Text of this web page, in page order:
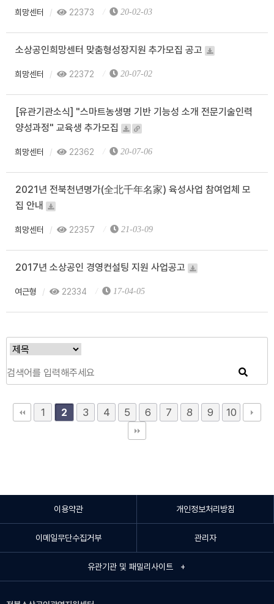
희망센터 22373 20-02-03
소상공인희망센터 맞춤형성장지원 추가모집 공고
희망센터 22372 20-07-02
[유관기관소식] "스마트농생명 기반 기능성 소개 전문기술인력
양성과정" 교육생 추가모집
희망센터 22362 20-07-06
2021년 전북천년명가(全北千年名家) 육성사업 참여업체 모
집 안내
희망센터 22357 21-03-09
2017년 소상공인 경영컨설팅 지원 사업공고
여근형 22334 17-04-05
1 2 3 4 5 6 7 8 9 10
이용약관 개인정보처리방침
이메일무단수집거부 관리자
유관기관 및 패밀리사이트 +